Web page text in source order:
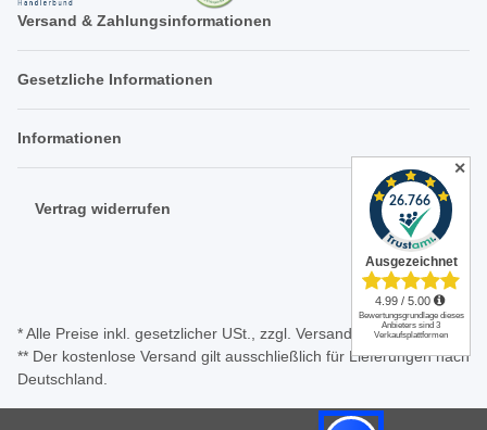
Versand & Zahlungsinformationen
Gesetzliche Informationen
Informationen
Vertrag widerrufen
* Alle Preise inkl. gesetzlicher USt., zzgl. Versand
** Der kostenlose Versand gilt ausschließlich für Lieferungen nach
Deutschland.
✕